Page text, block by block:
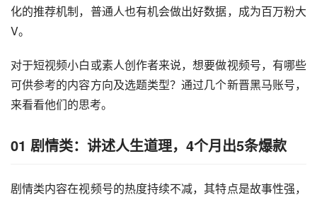
化的推荐机制，普通人也有机会做出好数据，成为百万粉大
V。
对于短视频小白或素人创作者来说，想要做视频号，有哪些
可供参考的内容方向及选题类型？通过几个新晋黑马账号，
来看看他们的思考。
01 剧情类：讲述人生道理，4个月出5条爆款
剧情类内容在视频号的热度持续不减，其特点是故事性强，